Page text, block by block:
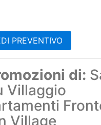
di:
Villaggio
Village